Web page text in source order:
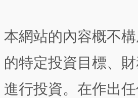
本網站的內容概不
的特定投資目標、
進行投資。在作出